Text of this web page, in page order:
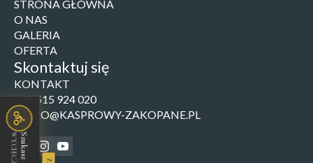
STRONA GŁÓWNA
O NAS
GALERIA
OFERTA
Skontaktuj się
KONTAKT
+48 515 924 020
BIURO@KASPROWY-ZAKOPANE.PL